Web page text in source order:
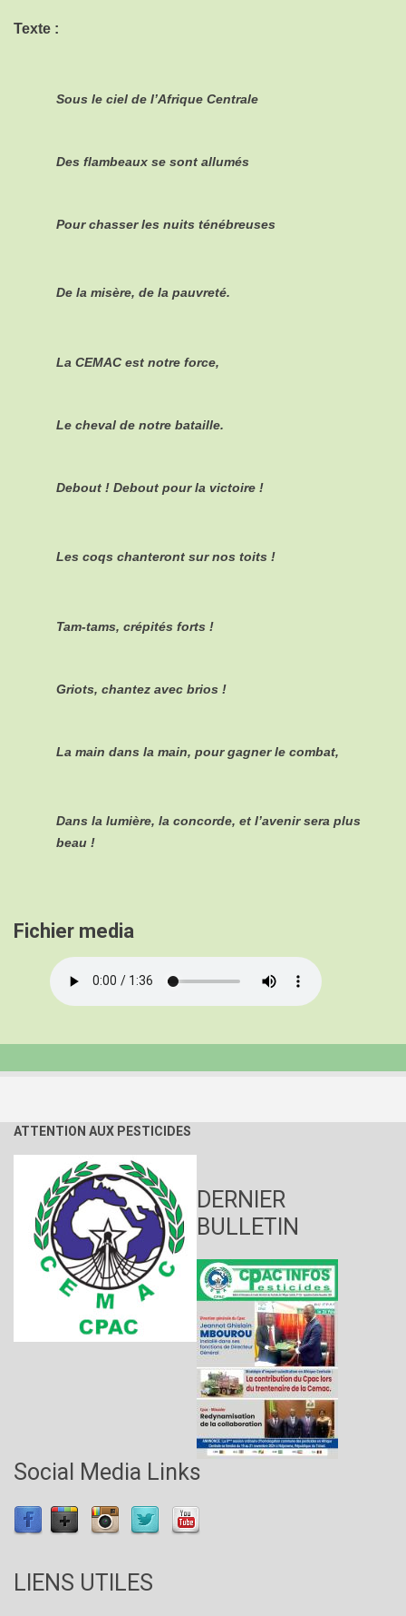
Texte :
Sous le ciel de l’Afrique Centrale
Des flambeaux se sont allumés
Pour chasser les nuits ténébreuses
De la misère, de la pauvreté.
La CEMAC est notre force,
Le cheval de notre bataille.
Debout ! Debout pour la victoire !
Les coqs chanteront sur nos toits !
Tam-tams, crépités forts !
Griots, chantez avec brios !
La main dans la main, pour gagner le combat,
Dans la lumière, la concorde, et l’avenir sera plus
beau !
Fichier media
Audio
file
ATTENTION AUX PESTICIDES
DERNIER
BULLETIN
Social Media Links
LIENS UTILES